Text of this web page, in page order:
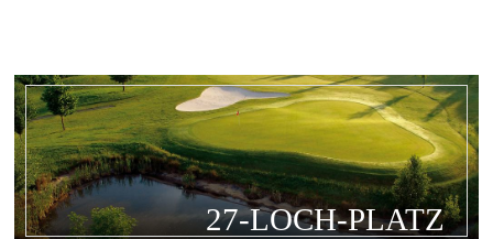
27-LOCH-PLATZ